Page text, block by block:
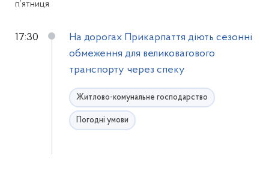
п’ятниця
17:30
На дорогах Прикарпаття діють сезонні
обмеження для великовагового
транспорту через спеку
Житлово-комунальне господарство
Погодні умови